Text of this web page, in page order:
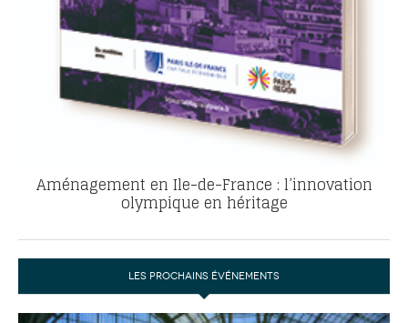
Aménagement en Ile-de-France : l’innovation
olympique en héritage
LES PROCHAINS ÉVÉNEMENTS